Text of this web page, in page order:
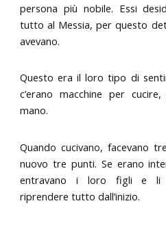
persona più nobile. Essi
tutto al Messia, per questo
avevano.
Questo era il loro tipo di
c’erano macchine per
mano.
Quando cucivano, facevano
nuovo tre punti. Se erano
entravano i loro figli e li
riprendere tutto dall’inizio.